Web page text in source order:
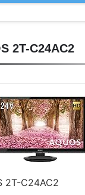
2T-C24AC2
2T-C24AC2